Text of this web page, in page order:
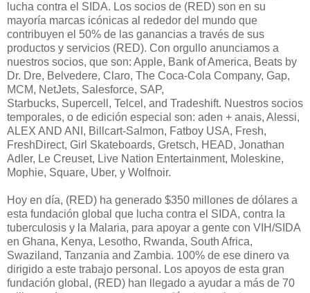
lucha contra el SIDA. Los socios de (RED) son en su
mayoría marcas icónicas al rededor del mundo que
contribuyen el 50% de las ganancias a través de sus
productos y servicios (RED). Con orgullo anunciamos a
nuestros socios, que son: Apple, Bank of America, Beats by
Dr. Dre, Belvedere, Claro, The Coca-Cola Company, Gap,
MCM, NetJets, Salesforce, SAP,
Starbucks, Supercell, Telcel, and Tradeshift. Nuestros socios
temporales, o de edición especial son: aden + anais, Alessi,
ALEX AND ANI, Billcart-Salmon, Fatboy USA, Fresh,
FreshDirect, Girl Skateboards, Gretsch, HEAD, Jonathan
Adler, Le Creuset, Live Nation Entertainment, Moleskine,
Mophie, Square, Uber, y Wolfnoir.
Hoy en día, (RED) ha generado $350 millones de dólares a
esta fundación global que lucha contra el SIDA, contra la
tuberculosis y la Malaria, para apoyar a gente con VIH/SIDA
en Ghana, Kenya, Lesotho, Rwanda, South Africa,
Swaziland, Tanzania and Zambia. 100% de ese dinero va
dirigido a este trabajo personal. Los apoyos de esta gran
fundación global, (RED) han llegado a ayudar a más de 70